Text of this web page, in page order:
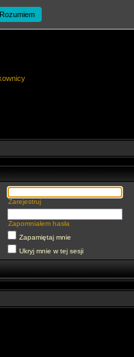
Zarejestruj
Zapomniałem hasła
Zapamiętaj mnie
Ukryj mnie w tej sesji
Rozumiem